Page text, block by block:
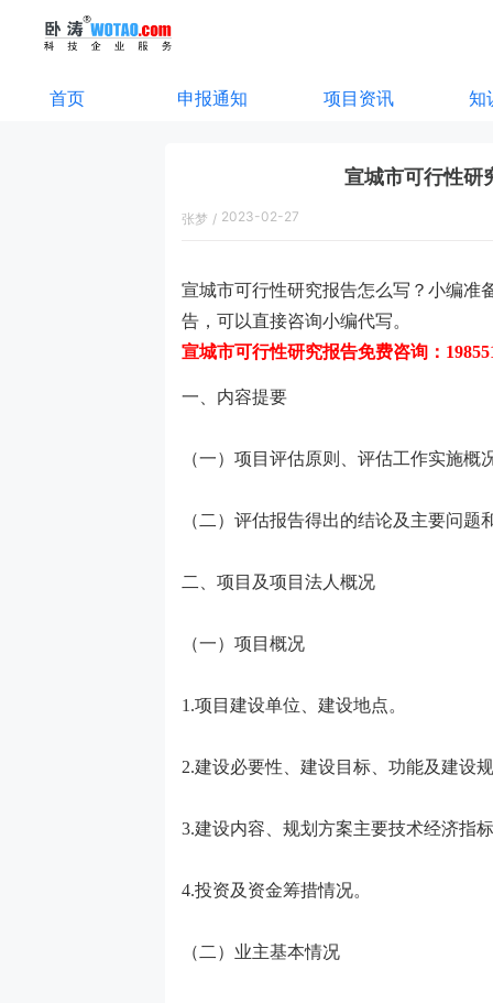
首页 申报通知 项目资讯 知
宣城市可行性研
张梦 / 2023-02-27
宣城市可行性研究报告怎么写？小编准
告，可以直接咨询小编代写。
宣城市可行性研究报告免费咨询：
一、内容提要
（一）项目评估原则、评估工作实施概
（二）评估报告得出的结论及主要问题
二、项目及项目法人概况
（一）项目概况
1.项目建设单位、建设地点。
2.建设必要性、建设目标、功能及建设
3.建设内容、规划方案主要技术经济指
4.投资及资金筹措情况。
（二）业主基本情况